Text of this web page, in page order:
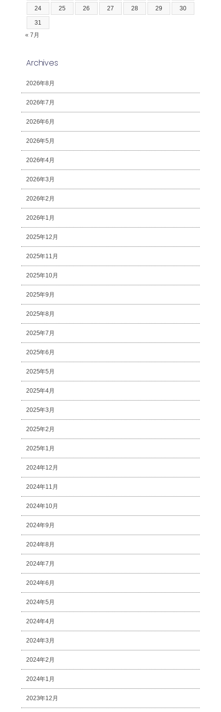
24 25 26 27 28 29 30
31
« 7月
Archives
2026年8月
2026年7月
2026年6月
2026年5月
2026年4月
2026年3月
2026年2月
2026年1月
2025年12月
2025年11月
2025年10月
2025年9月
2025年8月
2025年7月
2025年6月
2025年5月
2025年4月
2025年3月
2025年2月
2025年1月
2024年12月
2024年11月
2024年10月
2024年9月
2024年8月
2024年7月
2024年6月
2024年5月
2024年4月
2024年3月
2024年2月
2024年1月
2023年12月